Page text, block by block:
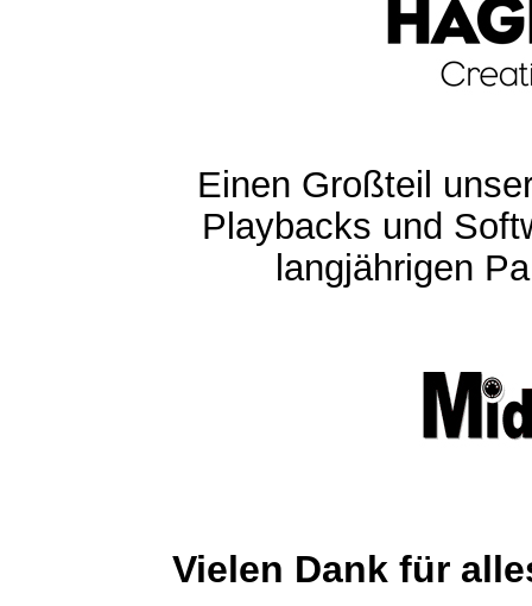
Einen Großteil
Playbacks und
langjährigen
Vielen Dank für